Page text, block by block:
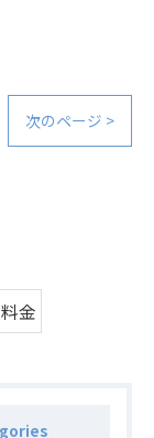
次のページ >
金